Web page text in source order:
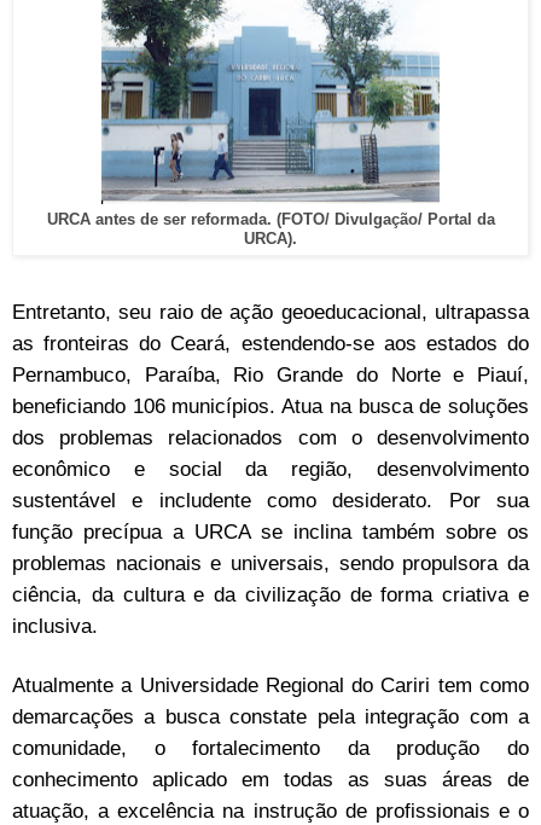
URCA antes de ser reformada. (FOTO/ Divulgação/ Portal da
URCA).
Entretanto, seu raio de ação geoeducacional, ultrapassa
as fronteiras do Ceará, estendendo-se aos estados do
Pernambuco, Paraíba, Rio Grande do Norte e Piauí,
beneficiando 106 municípios. Atua na busca de soluções
dos problemas relacionados com o desenvolvimento
econômico e social da região, desenvolvimento
sustentável e includente como desiderato. Por sua
função precípua a URCA se inclina também sobre os
problemas nacionais e universais, sendo propulsora da
ciência, da cultura e da civilização de forma criativa e
inclusiva.
Atualmente a Universidade Regional do Cariri tem como
demarcações a busca constate pela integração com a
comunidade, o fortalecimento da produção do
conhecimento aplicado em todas as suas áreas de
atuação, a excelência na instrução de profissionais e o